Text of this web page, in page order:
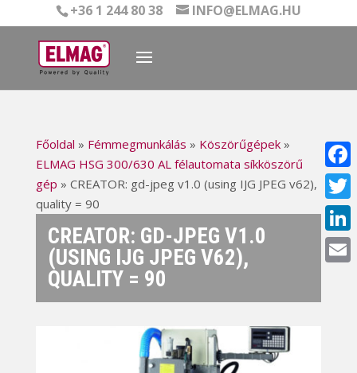
+36 1 244 80 38 INFO@ELMAG.HU
Főoldal » Fémmegmunkálás » Köszörűgépek»
ELMAG HSG 300/630 AL félautomata síkköszörű
gép » CREATOR: gd-jpeg v1.0 (using IJG JPEG v62),
quality = 90
CREATOR: GD-JPEG V1.0
(USING IJG JPEG V62),
QUALITY = 90